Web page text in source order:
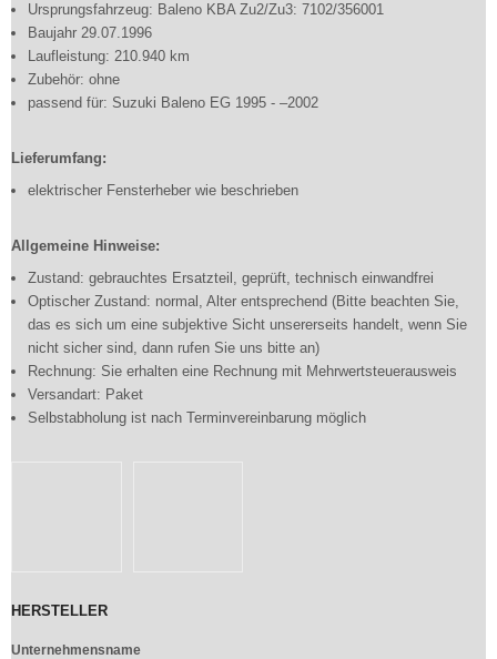
Ursprungsfahrzeug: Baleno KBA Zu2/Zu3: 7102/356001
Baujahr 29.07.1996
Laufleistung: 210.940 km
Zubehör: ohne
passend für: Suzuki Baleno EG 1995 - –2002
Lieferumfang:
elektrischer Fensterheber wie beschrieben
Allgemeine Hinweise:
Zustand: gebrauchtes Ersatzteil, geprüft, technisch einwandfrei
Optischer Zustand: normal, Alter entsprechend (Bitte beachten Sie,
das es sich um eine subjektive Sicht unsererseits handelt, wenn Sie
nicht sicher sind, dann rufen Sie uns bitte an)
Rechnung: Sie erhalten eine Rechnung mit Mehrwertsteuerausweis
Versandart: Paket
Selbstabholung ist nach Terminvereinbarung möglich
HERSTELLER
Unternehmensname